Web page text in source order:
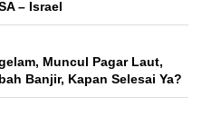
– Israel
Muncul Pagar Laut,
Banjir, Kapan Selesai Ya?